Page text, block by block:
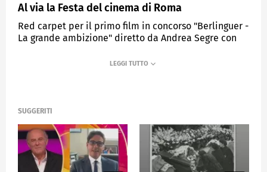
Al via la Festa del cinema di Roma
Red carpet per il primo film in concorso "Berlinguer -
La grande ambizione" diretto da Andrea Segre con
SUGGERITI